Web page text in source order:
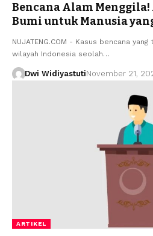
Bencana Alam
Bumi untuk Manusia
NUJATENG.COM - Kasus bencana
wilayah Indonesia seolah…
Dwi WidiyastutiNovember 21,
ARTIKEL